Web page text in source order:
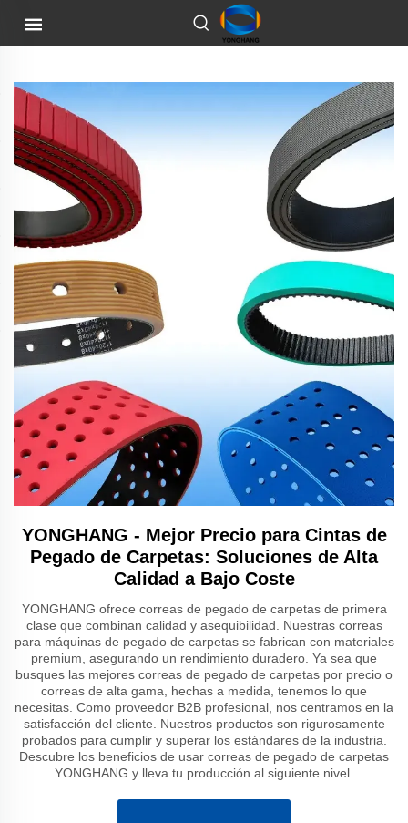
YONGHANG - Mejor Precio para Cintas de
Pegado de Carpetas: Soluciones de Alta
Calidad a Bajo Coste
YONGHANG ofrece correas de pegado de carpetas de primera
clase que combinan calidad y asequibilidad. Nuestras correas
para máquinas de pegado de carpetas se fabrican con materiales
premium, asegurando un rendimiento duradero. Ya sea que
busques las mejores correas de pegado de carpetas por precio o
correas de alta gama, hechas a medida, tenemos lo que
necesitas. Como proveedor B2B profesional, nos centramos en la
satisfacción del cliente. Nuestros productos son rigurosamente
probados para cumplir y superar los estándares de la industria.
Descubre los beneficios de usar correas de pegado de carpetas
YONGHANG y lleva tu producción al siguiente nivel.